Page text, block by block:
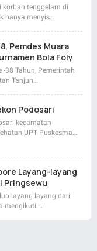
korban tenggelam di
hanya menyis…
Pemdes Muara
Bola Foly
38 Tahun, Pemerintah
Tanjun…
Podosari
kecamatan
UPT Puskesma…
Layang-layang
Pringsewu
layang-layang dari
mengikuti …